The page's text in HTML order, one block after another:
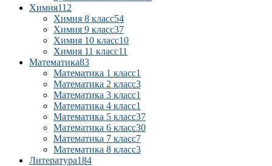
Химия112
Химия 8 класс54
Химия 9 класс37
Химия 10 класс10
Химия 11 класс11
Математика83
Математика 1 класс1
Математика 2 класс3
Математика 3 класс1
Математика 4 класс1
Математика 5 класс37
Математика 6 класс30
Математика 7 класс7
Математика 8 класс3
Литература184